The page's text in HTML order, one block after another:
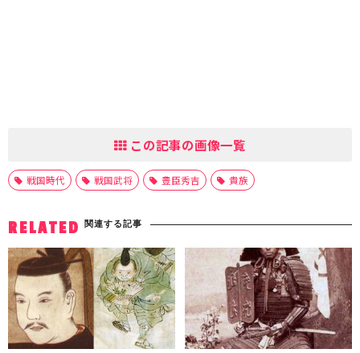
この記事の画像一覧
戦国時代 戦国武将 豊臣秀吉 貴族
RELATED 関連する記事